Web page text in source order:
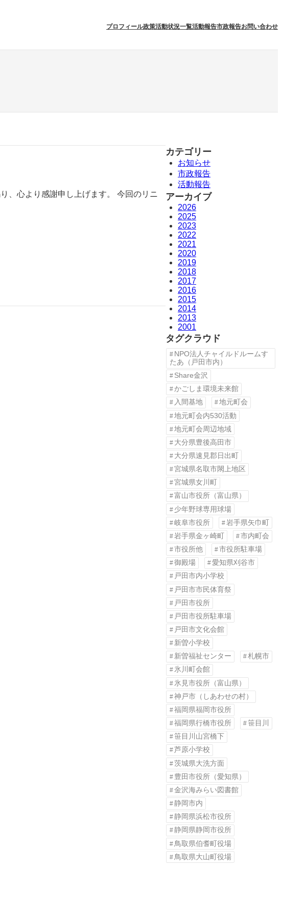
プロフィール政策活動状況一覧活動報告市政報告お問い合わせ
、心より感謝申し上げます。 今回のリニ
カテゴリー
お知らせ
市政報告
活動報告
アーカイブ
2026
2025
2023
2022
2021
2020
2019
2018
2017
2016
2015
2014
2013
2001
タグクラウド
NPO法人チャイルドルームす
たあ（戸田市内）
Share金沢
かごしま環境未来館
入間基地
地元町会
地元町会内530活動
地元町会周辺地域
大分県豊後高田市
大分県速見郡日出町
宮城県名取市閖上地区
宮城県女川町
富山市役所（富山県）
少年野球専用球場
岐阜市役所
岩手県矢巾町
岩手県金ヶ崎町
市内町会
市役所他
市役所駐車場
御殿場
愛知県刈谷市
戸田市内小学校
戸田市市民体育祭
戸田市役所
戸田市役所駐車場
戸田市文化会館
新曽小学校
新曽福祉センター
札幌市
氷川町会館
氷見市役所（富山県）
神戸市（しあわせの村）
福岡県福岡市役所
福岡県行橋市役所
笹目川
笹目川山宮橋下
芦原小学校
茨城県大洗方面
豊田市役所（愛知県）
金沢海みらい図書館
静岡市内
静岡県浜松市役所
静岡県静岡市役所
鳥取県伯耆町役場
鳥取県大山町役場